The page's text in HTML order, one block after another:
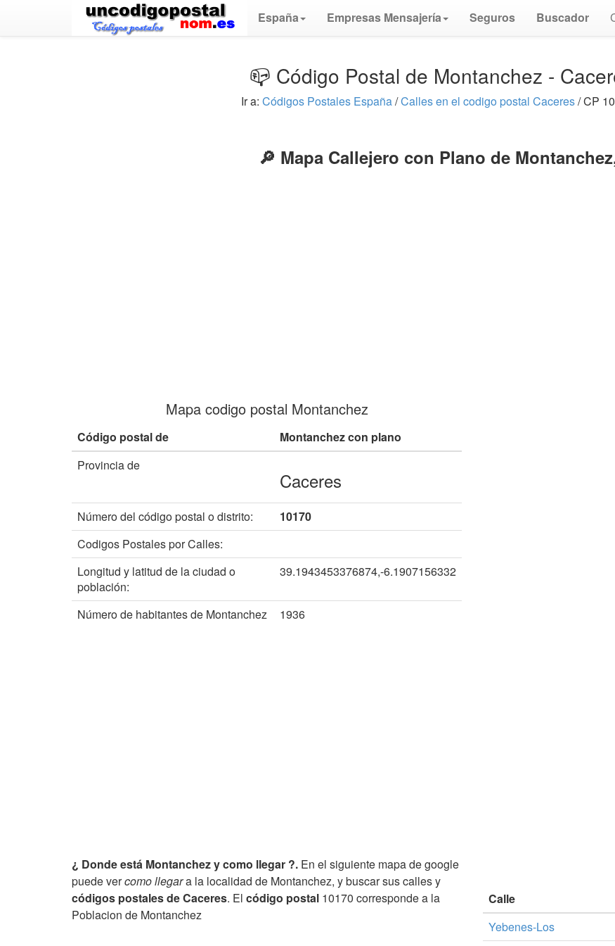
España Empresas Mensajería Seguros Buscador
📪 Código Postal de Montanchez -
Ir a: Códigos Postales España/Calles en el codigo postal Caceres/ CP
🔎 Mapa Callejero con Plano de
Mapa codigo postal Montanchez
Código postal de
Montanchez con plano
Provincia de
Caceres
Número del código postal o distrito:
10170
Codigos Postales por Calles:
Longitud y latitud de la ciudad o
población:
39.1943453376874,-6.1907156332
Número de habitantes de Montanchez 1936
¿ Donde está Montanchez y como llegar ?. En el siguiente mapa de google
puede vercomo llegara la localidad de Montanchez, y buscar sus calles y
códigos postales de Caceres. El código postal 10170 corresponde a la
Poblacion de Montanchez
Calle
Yebenes-Los